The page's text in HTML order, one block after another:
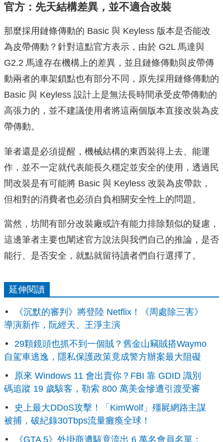
官方：先天結構差異，並不適合改裝
那麼採用鏈條傳動的 Basic 與 Keyless 版本是否能改
為皮帶傳動？針對這點官方表示，由於 G2L 馬達與
G2.2 馬達存在機構上的差異，並且鏈條傳動與皮帶傳
動兩者的車架鎖點也有部分不同，原先採用鏈條傳動的
Basic 與 Keyless 設計上是無法長時間承受皮帶傳動的
高張力的，並不建議使用者將這兩個版本直接改裝為皮
帶傳動。
筆者還是必須提醒，機械結構的東西裝得上去、能運
作，並不一定就代表能長久穩定並安全的使用，透過民
間改裝是有可能將 Basic 與 Keyless 改裝為皮帶款，
但相對的消費者也必須自負相關安全性上的問題。
當然，坊間有部分改裝廠或許有能力排除類似的疑慮，
這邊筆者主要也闡述官方說法與我們自己的推論，是否
能行、是否安全，就點就留待讀者們自行選擇了。
延伸閱讀
《沉默的審判》將登陸 Netflix！《周處除三害》
導演新作，阮經天、王淨主演
29顆鏡頭也抓不到一個賊？舊金山竊賊搭Waymo
自駕車逃逸，隱私保護政策竟成警方辦案最大阻礙
原來 Windows 11 會出賣你？FBI 靠 GDID 識別
碼追蹤 19 歲駭客，勒索 800 萬美金慘遭引渡受審
史上最大DDoS攻擊！「KimWolf」殭屍網路主謀
被捕，破紀錄30Tbps流量癱瘓全球！
《GTA 5》外掛商遭駭竟流出 6 萬名會員名單：